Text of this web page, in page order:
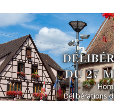
DU 27
Délibérations